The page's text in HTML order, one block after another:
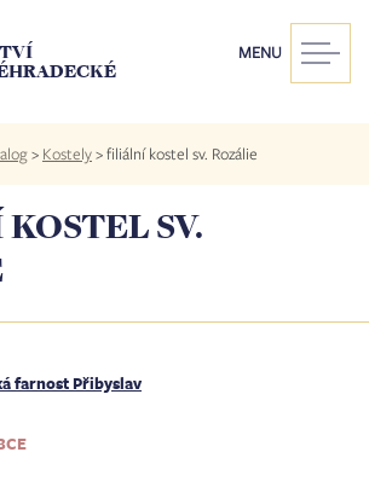
MENU
> Kostely>filiální kostel sv. Rozálie
SV.
farnost Přibyslav